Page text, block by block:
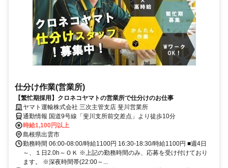
仕分け作業(営業所)
【繁忙期採用】クロネコヤマトの営業所で仕分けのお仕事
ヤマト運輸株式会社 三次主管支店 斐川営業所
通勤情報 国道9号線「斐川支所前交差点」より徒歩10分
時給1,100円以上
島根県出雲市
勤務時間 06:00-08:00/時給1100円 16:30-18:30/時給1100円 ■週4日
～、１日2.0h～ＯＫ ※上記の勤務時間のみ、応募を受け付けており
ます。 ※深夜時間帯(22:00～...